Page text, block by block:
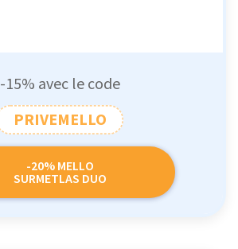
-15% avec le code
PRIVEMELLO
-20% MELLO
SURMETLAS DUO